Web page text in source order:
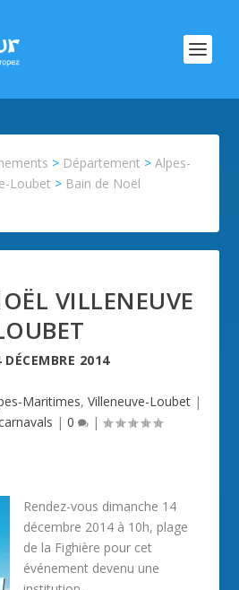
> Département >Alpes-
Loubet > Bain de Noël
VILLENEUVE
DÉCEMBRE 2014
Maritimes, Villeneuve-Loubet|
| 0 |
Rendez-vous dimanche 14
décembre 2014 à 10h, plage
de la Fighière pour cet
événement devenu une